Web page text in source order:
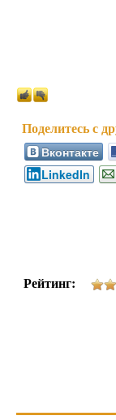
Вконтакте
LinkedIn
Рейтинг: